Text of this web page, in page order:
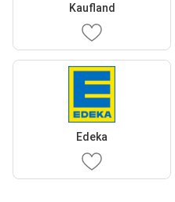
Kaufland
Edeka